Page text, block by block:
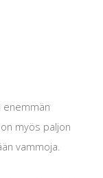
enemmän
myös paljon
vammoja.